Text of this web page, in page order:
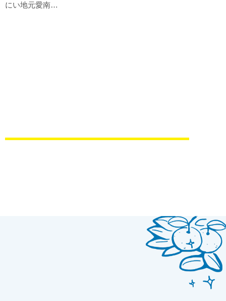
にい地元愛南…